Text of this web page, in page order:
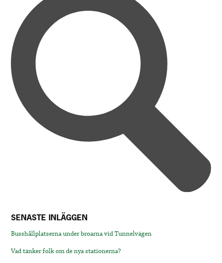
SENASTE INLÄGGEN
Busshållplatserna under broarna vid Tunnelvägen
Vad tänker folk om de nya stationerna?